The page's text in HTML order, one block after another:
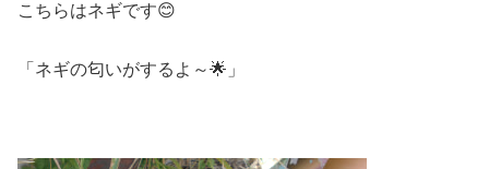
こちらはネギです😊
「ネギの匂いがするよ～🌟」